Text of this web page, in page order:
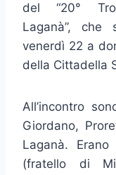
del “20°
Laganà”,
venerdì 22 a
della Cittadella
All’incontro
Giordano,
Laganà.
(fratello di